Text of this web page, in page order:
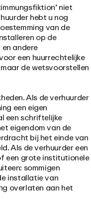
niet
hebt u nog
van de
op de
andere
een huurrechtelijke
de wetsvoorstellen
Als de verhuurder
een eigen
een schriftelijke
eigendom van de
bij het einde van
Als de verhuurder een
een grote institutionele
sommigen
installatie van
overlaten aan het